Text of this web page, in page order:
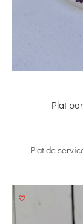
Plat
Plat de